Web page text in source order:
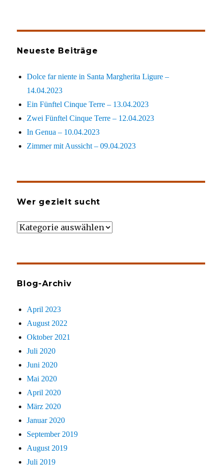
Neueste Beiträge
Dolce far niente in Santa Margherita Ligure –
14.04.2023
Ein Fünftel Cinque Terre – 13.04.2023
Zwei Fünftel Cinque Terre – 12.04.2023
In Genua – 10.04.2023
Zimmer mit Aussicht – 09.04.2023
Wer gezielt sucht
Wer
Blog-Archiv
April 2023
August 2022
Oktober 2021
Juli 2020
Juni 2020
Mai 2020
April 2020
März 2020
Januar 2020
September 2019
August 2019
Juli 2019